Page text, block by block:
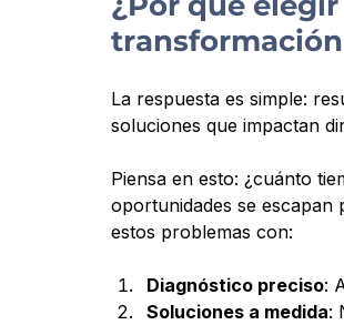
La respuesta es simple:
soluciones que impactan
Piensa en esto: ¿cuánto
oportunidades se
estos problemas con:
Diagnóstico preciso:
Soluciones a medida: